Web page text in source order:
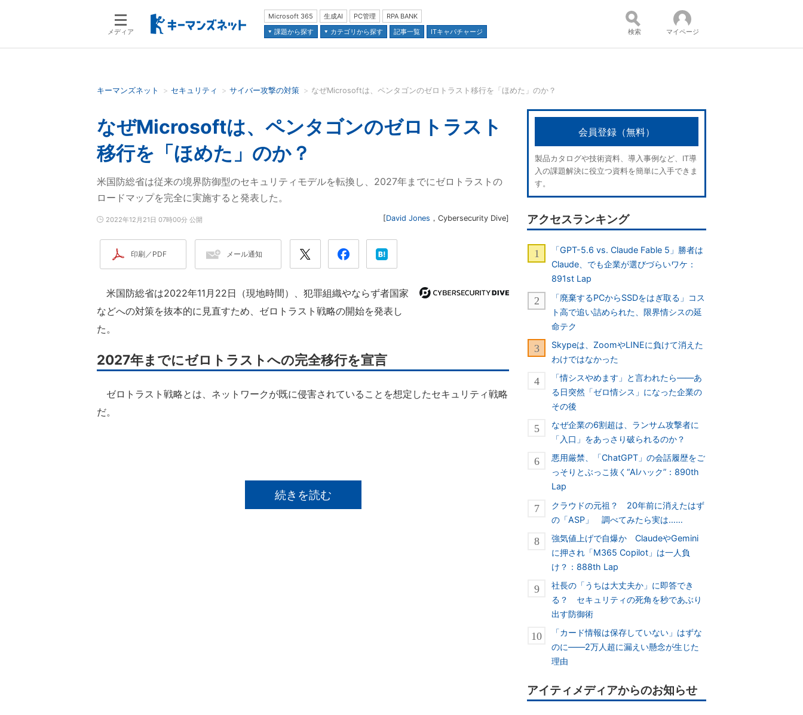
メディア
Microsoft 365 生成AI PC管理
RPA BANK
課題から探す
カテゴリから探す 記事一覧 ITキャパチャージ
検索語を入力してください 並び順：
検索 マイページ
キーマンズネット セキュリティ サイバー攻撃の対策 なぜMicrosoftは、ペンタゴンのゼロトラスト移行を「ほめた」のか？
なぜMicrosoftは、ペンタゴンのゼロトラスト
移行を「ほめた」のか？
米国防総省は従来の境界防御型のセキュリティモデルを転換し、2027年までにゼロトラストの
ロードマップを完全に実施すると発表した。
2022年12月21日 07時00分 公開 [David Jones ， Cybersecurity Dive]
印刷／PDF メール通知
米国防総省は2022年11月22日（現地時間）、犯罪組織やならず者国家
などへの対策を抜本的に見直すため、ゼロトラスト戦略の開始を発表し
た。
2027年までにゼロトラストへの完全移行を宣言
ゼロトラスト戦略とは、ネットワークが既に侵害されていることを想定したセキュリティ戦略
だ。
続きを読む
会員登録（無料）
製品カタログや技術資料、導入事例など、IT導
入の課題解決に役立つ資料を簡単に入手できま
す。
アクセスランキング
「GPT-5.6 vs. Claude Fable 5」勝者は
Claude、でも企業が選びづらいワケ：
891st Lap
「廃棄するPCからSSDをはぎ取る」コス
ト高で追い詰められた、限界情シスの延
命テク
Skypeは、ZoomやLINEに負けて消えた
わけではなかった
「情シスやめます」と言われたら――あ
る日突然「ゼロ情シス」になった企業の
その後
なぜ企業の6割超は、ランサム攻撃者に
「入口」をあっさり破られるのか？
悪用厳禁、「ChatGPT」の会話履歴をご
っそりとぶっこ抜く“AIハック”：890th
Lap
クラウドの元祖？ 20年前に消えたはず
の「ASP」 調べてみたら実は……
強気値上げで自爆か ClaudeやGemini
に押され「M365 Copilot」は一人負
け？：888th Lap
社長の「うちは大丈夫か」に即答でき
る？ セキュリティの死角を秒であぶり
出す防御術
「カード情報は保存していない」はずな
のに――2万人超に漏えい懸念が生じた
理由
アイティメディアからのお知らせ